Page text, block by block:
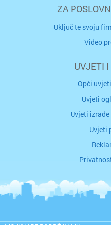
ZA
Uključite svoju
Video
UVJETI
Opći
Uvjeti
Uvjeti
Uvjeti